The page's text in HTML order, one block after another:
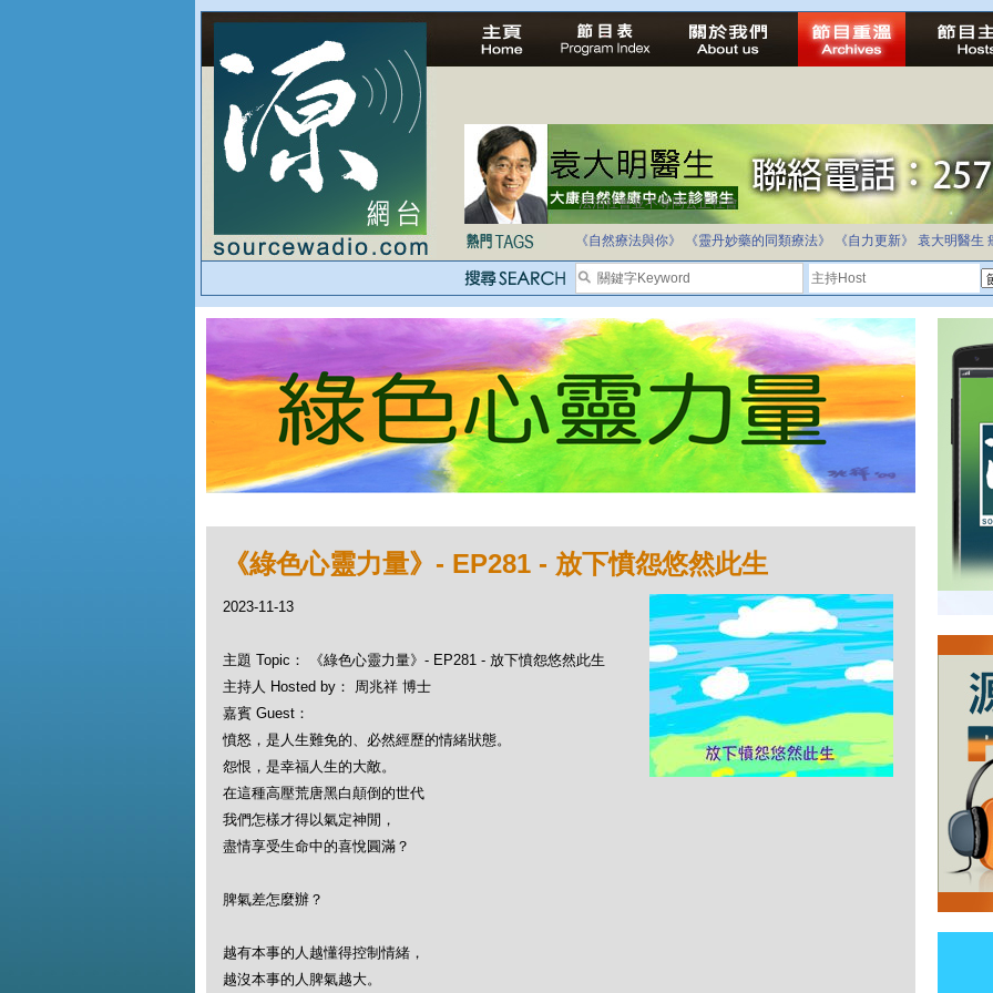
法治社會並不等同公正社會
自家教育合法化-推動多元化教育，全民學卷制
《自然療法與你》
《靈丹妙藥的同類療法》 《自力更新》 袁大明醫生
《綠色心靈力量》- EP281 - 放下憤怨悠然此生
2023-11-13
主題 Topic： 《綠色心靈力量》- EP281 - 放下憤怨悠然此生
主持人 Hosted by： 周兆祥 博士
嘉賓 Guest：
憤怒，是人生難免的、必然經歷的情緒狀態。
怨恨，是幸福人生的大敵。
在這種高壓荒唐黑白顛倒的世代
我們怎樣才得以氣定神閒，
盡情享受生命中的喜悅圓滿？
脾氣差怎麼辦？
越有本事的人越懂得控制情緒，
越沒本事的人脾氣越大。